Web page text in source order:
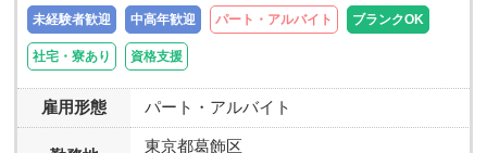
未経験者歓迎 中高年歓迎 パート・アルバイト ブランクOK
社宅・寮あり 資格支援
雇用形態 パート・アルバイト
東京都葛飾区